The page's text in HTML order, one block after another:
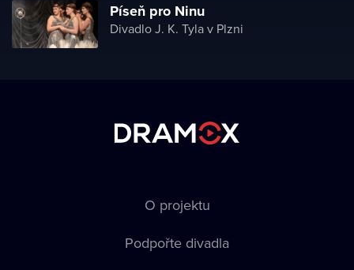
Píseň pro Ninu
Divadlo J. K. Tyla v Plzni
O projektu
Podpořte divadla